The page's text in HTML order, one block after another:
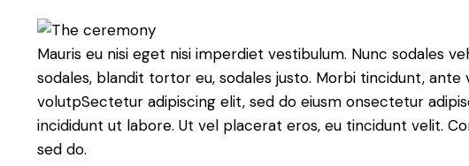
Mauris eu nisi eget nisi imperdiet vestibulum. Nunc sodales
sodales, blandit tortor eu, sodales justo. Morbi tincidunt,
volutpSectetur adipiscing elit, sed do eiusm onsectetur
incididunt ut labore. Ut vel placerat eros, eu tincidunt velit.
sed do.